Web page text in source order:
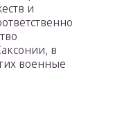
и
в
военные